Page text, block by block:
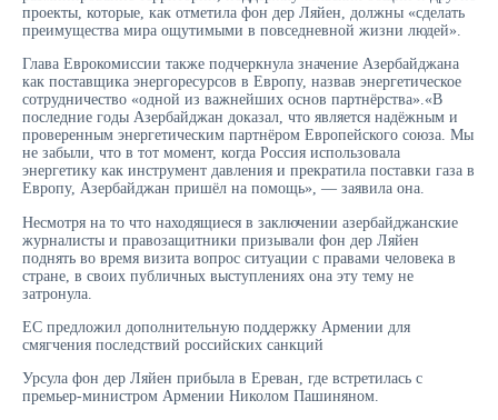
проекты, которые, как отметила фон дер Ляйен, должны «сделать
преимущества мира ощутимыми в повседневной жизни людей».
Глава Еврокомиссии также подчеркнула значение Азербайджана
как поставщика энергоресурсов в Европу, назвав энергетическое
сотрудничество «одной из важнейших основ партнёрства».«В
последние годы Азербайджан доказал, что является надёжным и
проверенным энергетическим партнёром Европейского союза. Мы
не забыли, что в тот момент, когда Россия использовала
энергетику как инструмент давления и прекратила поставки газа в
Европу, Азербайджан пришёл на помощь», — заявила она.
Несмотря на то что находящиеся в заключении азербайджанские
журналисты и правозащитники призывали фон дер Ляйен
поднять во время визита вопрос ситуации с правами человека в
стране, в своих публичных выступлениях она эту тему не
затронула.
ЕС предложил дополнительную поддержку Армении для
смягчения последствий российских санкций
Урсула фон дер Ляйен прибыла в Ереван, где встретилась с
премьер-министром Армении Николом Пашиняном.